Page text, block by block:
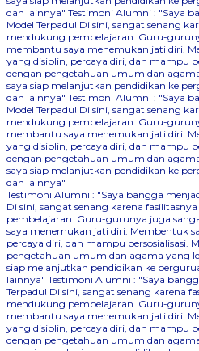
dan lainnya" Testimoni Alumni : "Saya
Model Terpadu! Di sini, sangat senang
mendukung pembelajaran. Guru-
membantu saya menemukan jati diri.
yang disiplin, percaya diri, dan mampu
dengan pengetahuan umum dan
saya siap melanjutkan pendidikan ke
dan lainnya" Testimoni Alumni : "Saya
Model Terpadu! Di sini, sangat senang
mendukung pembelajaran. Guru-
membantu saya menemukan jati diri.
yang disiplin, percaya diri, dan mampu
dengan pengetahuan umum dan
saya siap melanjutkan pendidikan ke
dan lainnya"
Testimoni Alumni : "Saya bangga
Di sini, sangat senang karena
pembelajaran. Guru-gurunya juga
saya menemukan jati diri. Membentuk
percaya diri, dan mampu bersosialisasi.
pengetahuan umum dan agama yang
siap melanjutkan pendidikan ke
lainnya" Testimoni Alumni : "Saya
Terpadu! Di sini, sangat senang karena
mendukung pembelajaran. Guru-
membantu saya menemukan jati diri.
yang disiplin, percaya diri, dan mampu
dengan pengetahuan umum dan